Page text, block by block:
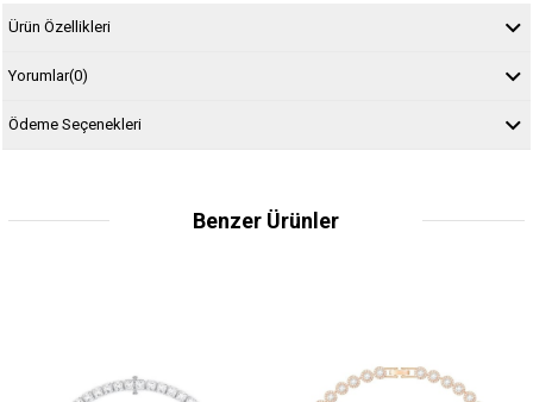
Ürün Özellikleri
Yorumlar(0)
Ödeme Seçenekleri
Benzer Ürünler